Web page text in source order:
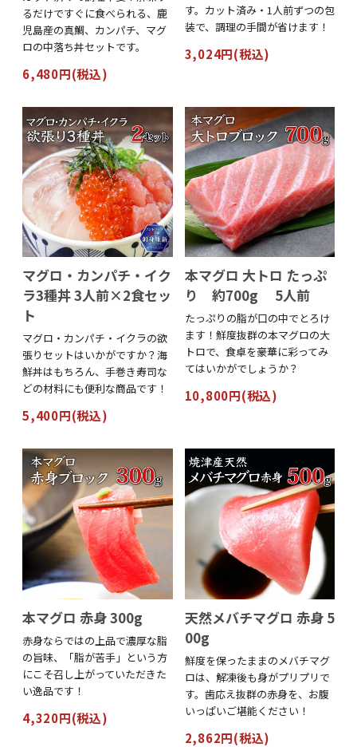
るだけですぐに食べられる、鹿
児島産の真鯛、カンパチ、マグ
ロの中落ち丼セットです。
6,480円(税込)
す。カット済み・1人前ずつの包
装で、調理の手間が省けます！
3,024円(税込)
マグロ・カンパチ・イク
ラ3種丼 3人前×2食セッ
ト
マグロ・カンパチ・イクラの欲
張りセットはいかがですか？海
鮮丼はもちろん、手巻き寿司な
どの材料にも便利な商品です！
5,400円(税込)
本マグロ 大トロ たっぷ
り 約700g 5人前
たっぷりの脂が口の中でとろけ
ます！鮮度抜群の本マグロの大
トロで、食卓を豪華に彩ってみ
てはいかがでしょうか？
10,800円(税込)
本マグロ 赤身 300g
赤身ならではの上品で濃厚な脂
の旨味、「脂が苦手」という方
にこそ召し上がっていただきた
い逸品です！
4,320円(税込)
天然メバチマグロ 赤身 5
00g
鮮度を保ったままのメバチマグ
ロは、解凍後も身がプリプリで
す。歯応え抜群の赤身を、お腹
いっぱいご堪能ください！
2,862円(税込)